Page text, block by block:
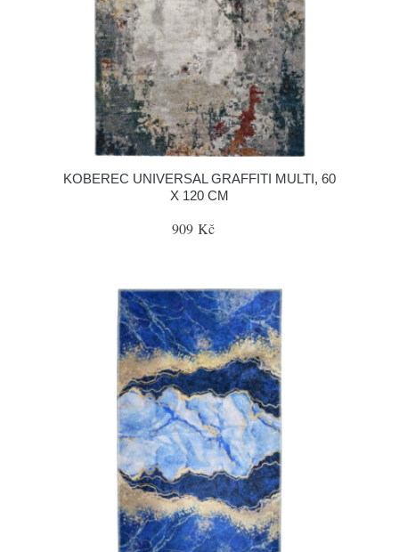
KOBEREC UNIVERSAL GRAFFITI MULTI, 60
X 120 CM
909 Kč